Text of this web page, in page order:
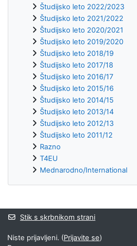
Študijsko leto 2022/2023
Študijsko leto 2021/2022
Študijsko leto 2020/2021
Študijsko leto 2019/2020
Študijsko leto 2018/19
Študijsko leto 2017/18
Študijsko leto 2016/17
Študijsko leto 2015/16
Študijsko leto 2014/15
Študijsko leto 2013/14
Študijsko leto 2012/13
Študijsko leto 2011/12
Razno
T4EU
Mednarodno/International
Supplementary blocks
Stik s skrbnikom strani
Niste prijavljeni. (Prijavite se)